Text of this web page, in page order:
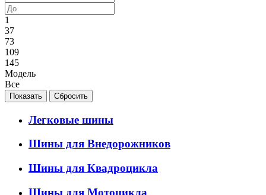
1
37
73
109
145
Модель
Все
Легковые шины
Шины для Внедорожников
Шины для Квадроцикла
Шины для Мотоцикла